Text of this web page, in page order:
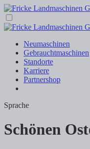
Neumaschinen
Gebrauchtmaschinen
Standorte
Karriere
Partnershop
Sprache
Schönen